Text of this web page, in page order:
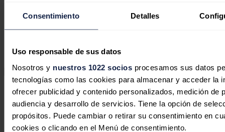
Consentimiento Detalles
Uso responsable de sus datos
Nosotros y nuestros 1022 sociosprocesamos sus datos
tecnologías como las cookies para almacenar y acceder la
ofrecer publicidad y contenido personalizados, medición de
audiencia y desarrollo de servicios. Tiene la opción de
propósitos. Puede cambiar o retirar su consentimiento en
cookies o clicando en el Menú de consentimiento.
Secciones
Opinión
Política energética
Renovables
Mercados